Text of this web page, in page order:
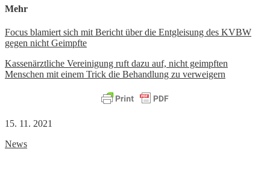
Mehr
Focus blamiert sich mit Bericht über die Entgleisung des KVBW
gegen nicht Geimpfte
Kassenärztliche Vereinigung ruft dazu auf, nicht geimpften
Menschen mit einem Trick die Behandlung zu verweigern
15. 11. 2021
News